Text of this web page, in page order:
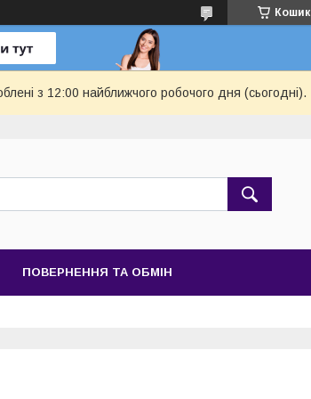
Кошик
з 12:00 найближчого робочого дня (сьогодні).
ПОВЕРНЕННЯ ТА ОБМІН